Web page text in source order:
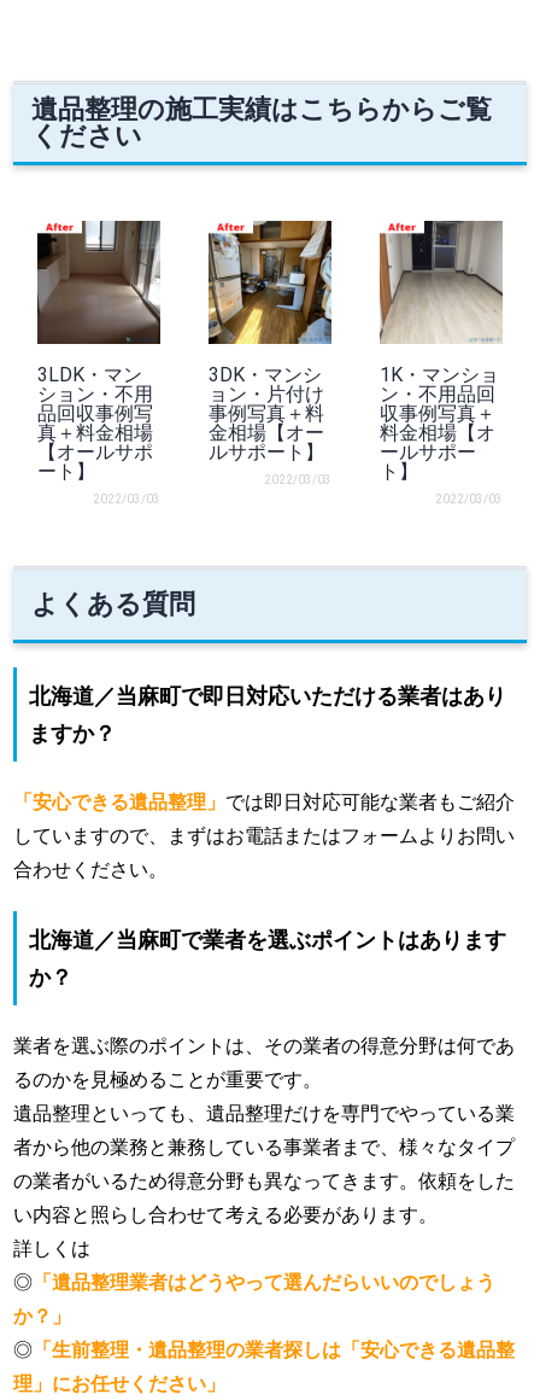
遺品整理の施工実績はこちらからご覧
ください
3LDK・マン
ション・不用
品回収事例写
真＋料金相場
【オールサポ
ート】
2022/03/03
3DK・マンシ
ョン・片付け
事例写真＋料
金相場【オー
ルサポート】
2022/03/03
1K・マンショ
ン・不用品回
収事例写真＋
料金相場【オ
ールサポー
ト】
2022/03/03
よくある質問
北海道／当麻町で即日対応いただける業者はあり
ますか？
「安心できる遺品整理」 では即日対応可能な業者もご紹介
していますので、まずはお電話またはフォームよりお問い
合わせください。
北海道／当麻町で業者を選ぶポイントはあります
か？
業者を選ぶ際のポイントは、その業者の得意分野は何であ
るのかを見極めることが重要です。
遺品整理といっても、遺品整理だけを専門でやっている業
者から他の業務と兼務している事業者まで、様々なタイプ
の業者がいるため得意分野も異なってきます。依頼をした
い内容と照らし合わせて考える必要があります。
詳しくは
◎ 「遺品整理業者はどうやって選んだらいいのでしょう
か？」
◎ 「生前整理・遺品整理の業者探しは「安心できる遺品整
理」にお任せください」